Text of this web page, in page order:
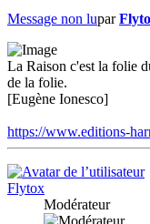
Message non lupar
La Raison c'est la folie
de la folie.
[Eugène Ionesco]
https://www.editions-
Flytox
Modérateur